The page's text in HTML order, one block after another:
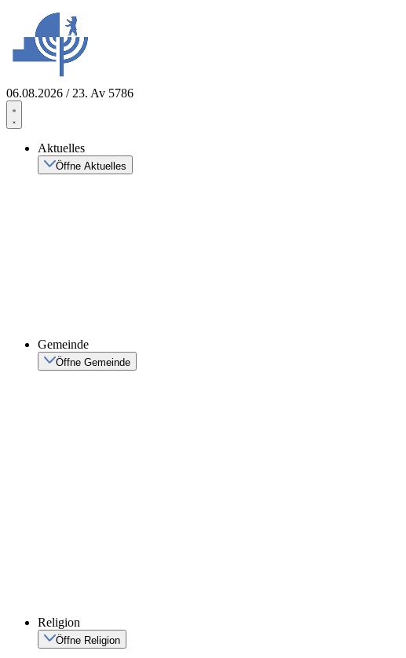
springen
06.08.2026 / 23. Av 5786
Aktuelles
Öffne Aktuelles
Gemeinde
Öffne Gemeinde
Religion
Öffne Religion